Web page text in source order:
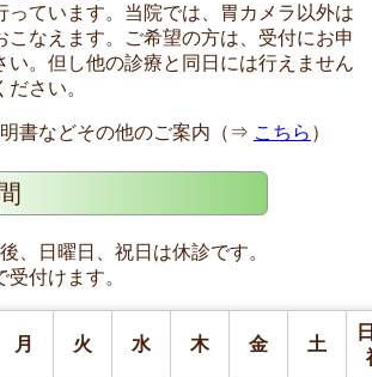
っています。当院では、胃カメラ以外は
こなえます。ご希望の方は、受付にお申
い。但し他の診療と同日には行えません
さい。
書などその他のご案内（⇒ こちら ）
、日曜日、祝日は休診です。
付けます。
月 火 水 木 金 土